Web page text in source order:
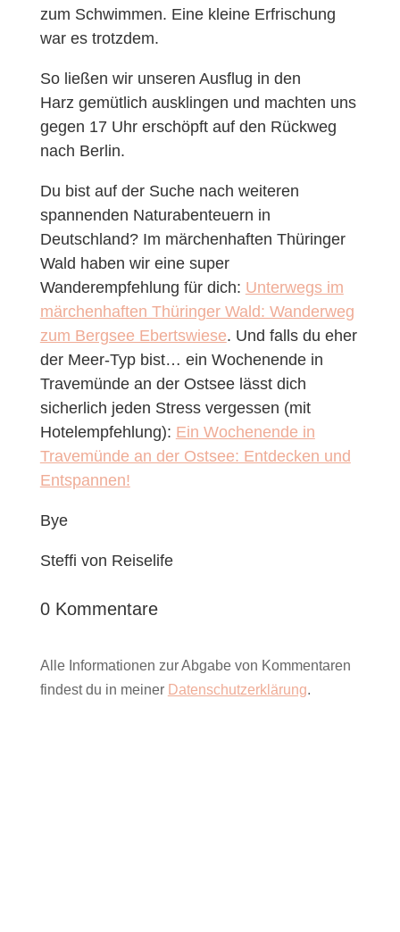
zum Schwimmen. Eine kleine Erfrischung
war es trotzdem.
So ließen wir unseren Ausflug in den
Harz gemütlich ausklingen und machten uns
gegen 17 Uhr erschöpft auf den Rückweg
nach Berlin.
Du bist auf der Suche nach weiteren
spannenden Naturabenteuern in
Deutschland? Im märchenhaften Thüringer
Wald haben wir eine super
Wanderempfehlung für dich: Unterwegs im
märchenhaften Thüringer Wald: Wanderweg
zum Bergsee Ebertswiese. Und falls du eher
der Meer-Typ bist… ein Wochenende in
Travemünde an der Ostsee lässt dich
sicherlich jeden Stress vergessen (mit
Hotelempfehlung): Ein Wochenende in
Travemünde an der Ostsee: Entdecken und
Entspannen!
Bye
Steffi von Reiselife
0 Kommentare
Alle Informationen zur Abgabe von Kommentaren
findest du in meiner Datenschutzerklärung.